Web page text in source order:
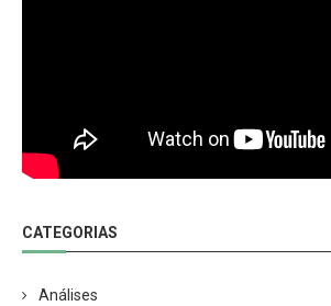
CATEGORIAS
Análises